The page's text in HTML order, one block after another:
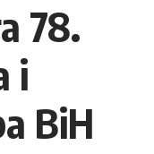
78.
i
BiH